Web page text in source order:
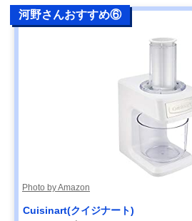
河野さんおすすめ⑥
Photo by Amazon
‎Cuisinart(クイジナート)